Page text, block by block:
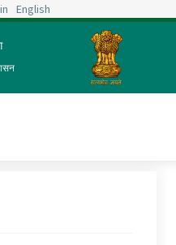
English